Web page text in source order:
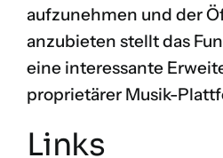
aufzunehmen und der
anzubieten stellt das
eine interessante
proprietärer Musik-
Links